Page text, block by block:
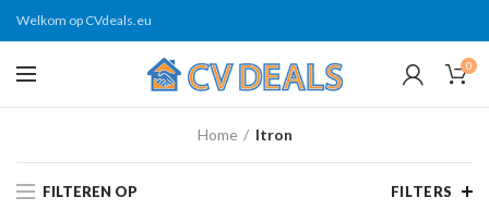
Welkom op CVdeals.eu
0
Home Itron
FILTEREN OP FILTERS